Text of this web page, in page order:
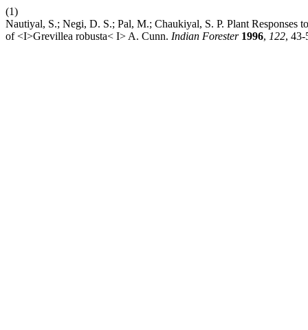
(1)
Nautiyal, S.; Negi, D. S.; Pal, M.; Chaukiyal, S. P. Plant Responses
of <I>Grevillea robusta< I> A. Cunn. Indian Forester 1996, 122, 43-